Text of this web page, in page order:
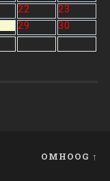
22
23
29
30
OMHOOG ↑